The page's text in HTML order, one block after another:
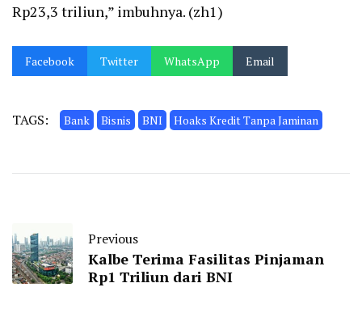
Rp23,3 triliun,” imbuhnya. (zh1)
Facebook Twitter WhatsApp Email
TAGS: Bank Bisnis BNI Hoaks Kredit Tanpa Jaminan
Previous
Kalbe Terima Fasilitas Pinjaman
Rp1 Triliun dari BNI